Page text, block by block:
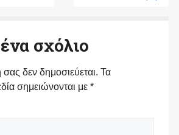
σχόλιο
δεν δημοσιεύεται. Τα
σημειώνονται με *